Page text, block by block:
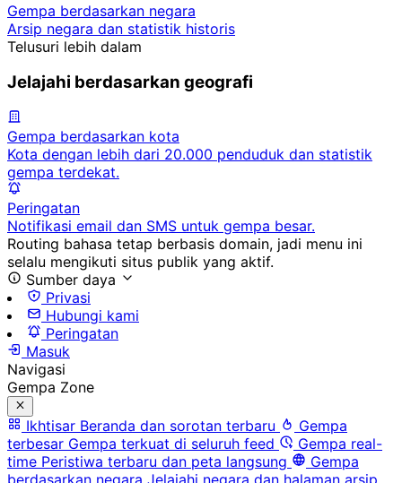
Gempa berdasarkan negara
Arsip negara dan statistik historis
Telusuri lebih dalam
Jelajahi berdasarkan geografi
Gempa berdasarkan kota
Kota dengan lebih dari 20.000 penduduk dan statistik
gempa terdekat.
Peringatan
Notifikasi email dan SMS untuk gempa besar.
Routing bahasa tetap berbasis domain, jadi menu ini
selalu mengikuti situs publik yang aktif.
Sumber daya
Privasi
Hubungi kami
Peringatan
Masuk
Navigasi
Gempa Zone
Ikhtisar Beranda dan sorotan terbaru
Gempa
terbesar Gempa terkuat di seluruh feed
Gempa real-
time Peristiwa terbaru dan peta langsung
Gempa
berdasarkan negara Jelajahi negara dan halaman arsip